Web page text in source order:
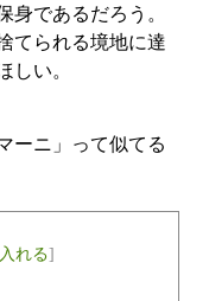
身であるだろう。
てられる境地に達
しい。
ーニ」って似てる
れる]